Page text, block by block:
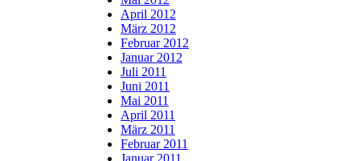
April 2012
März 2012
Februar 2012
Januar 2012
Juli 2011
Juni 2011
Mai 2011
April 2011
März 2011
Februar 2011
Januar 2011